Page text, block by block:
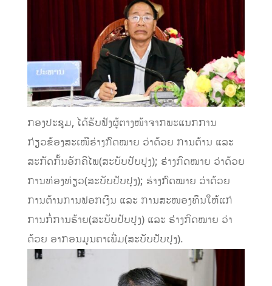
ກອງປະຊຸມ, ໄດ້ຮັບຟັງຜູ້ຕາງໜ້າຈາກພະແນກການ
ກ່ຽວຂ້ອງສະເໜີຮ່າງກົດໝາຍ ວ່າດ້ວຍ ການຕ້ານ ແລະ
ສະກັດກັ້ນອັກຄີໄພ(ສະບັບປັບປຸງ); ຮ່າງກົດໝາຍ ວ່າດ້ວຍ
ການທ່ອງທ່ຽວ(ສະບັບປັບປຸງ); ຮ່າງກົດໝາຍ ວ່າດ້ວຍ
ການຕ້ານການຟອກເງິນ ແລະ ການສະໜອງທຶນໃຫ້ແກ່
ການກໍ່ການຮ້າຍ(ສະບັບປັບປຸງ) ແລະ ຮ່າງກົດໝາຍ ວ່າ
ດ້ວຍ ອາກອນມູນຄາເພີ່ມ(ສະບັບປັບປຸງ).